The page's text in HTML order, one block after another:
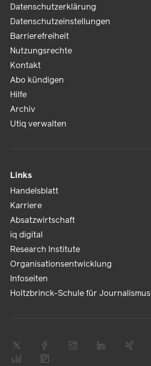
Datenschutzerklärung
Datenschutzeinstellungen
Barrierefreiheit
Nutzungsrechte
Kontakt
Abo kündigen
Hilfe
Archiv
Utiq verwalten
Links
Handelsblatt
Karriere
Absatzwirtschaft
iq digital
Research Institute
Organisationsentwicklung
Infoseiten
Holtzbrinck-Schule für Journalismus